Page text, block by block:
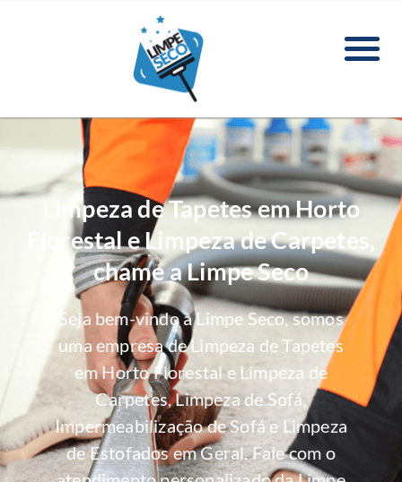
Limpeza de Tapetes em Horto
Florestal e Limpeza de Carpetes,
chame a Limpe Seco
Seja bem-vindo à Limpe Seco, somos
uma empresa de Limpeza de Tapetes
em Horto Florestal e Limpeza de
Carpetes, Limpeza de Sofá,
Impermeabilização de Sofá e Limpeza
de Estofados em Geral. Fale com o